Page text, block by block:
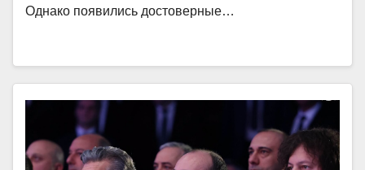
Однако появились достоверные…